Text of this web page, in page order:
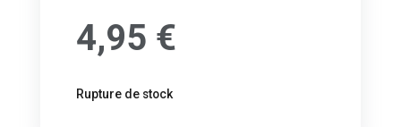
4,95 €
Rupture de stock